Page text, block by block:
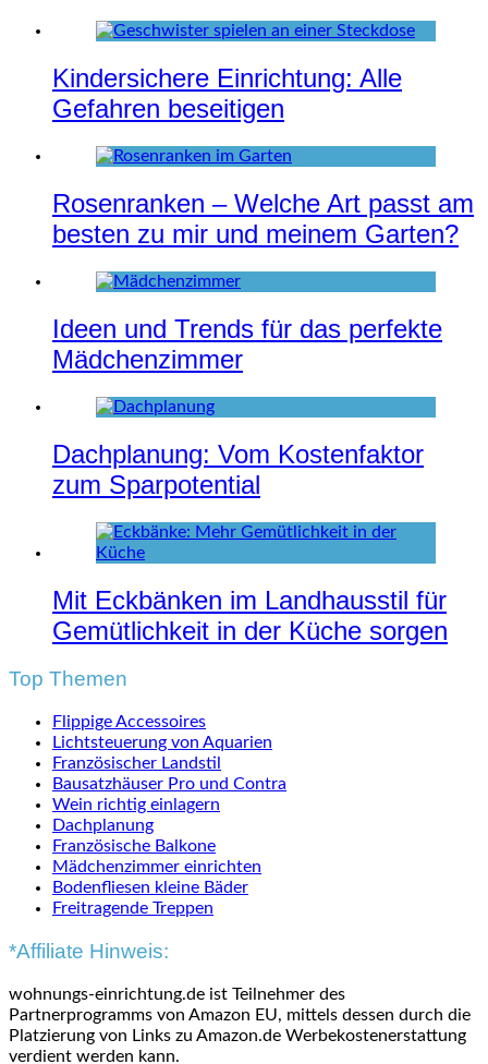
Kindersichere Einrichtung: Alle
Gefahren beseitigen
Rosenranken – Welche Art passt am
besten zu mir und meinem Garten?
Ideen und Trends für das perfekte
Mädchenzimmer
Dachplanung: Vom Kostenfaktor
zum Sparpotential
Mit Eckbänken im Landhausstil für
Gemütlichkeit in der Küche sorgen
Top Themen
Flippige Accessoires
Lichtsteuerung von Aquarien
Französischer Landstil
Bausatzhäuser Pro und Contra
Wein richtig einlagern
Dachplanung
Französische Balkone
Mädchenzimmer einrichten
Bodenfliesen kleine Bäder
Freitragende Treppen
*Affiliate Hinweis:
wohnungs-einrichtung.de ist Teilnehmer des
Partnerprogramms von Amazon EU, mittels dessen durch die
Platzierung von Links zu Amazon.de Werbekostenerstattung
verdient werden kann.